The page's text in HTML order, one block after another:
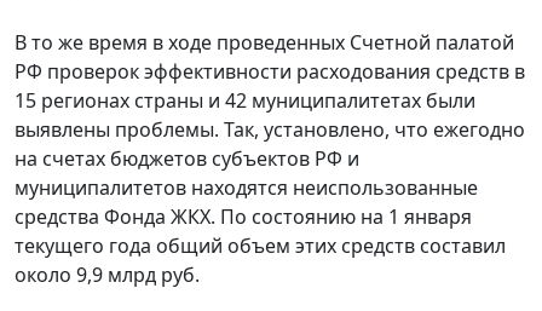
В то же время в ходе проведенных Счетной палатой
РФ проверок эффективности расходования средств в
15 регионах страны и 42 муниципалитетах были
выявлены проблемы. Так, установлено, что ежегодно
на счетах бюджетов субъектов РФ и
муниципалитетов находятся неиспользованные
средства Фонда ЖКХ. По состоянию на 1 января
текущего года общий объем этих средств составил
около 9,9 млрд руб.